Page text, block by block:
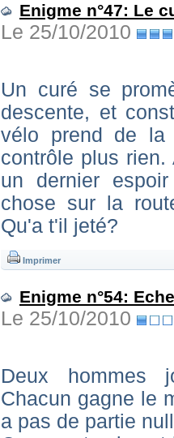
Enigme n°47: Le
Le 25/10/2010
Un curé se
descente, et
vélo prend de
contrôle plus
un dernier
chose sur la
Qu'a t'il jeté?
Imprimer
Enigme n°54:
Le 25/10/2010
Deux hommes
Chacun gagne le
a pas de partie